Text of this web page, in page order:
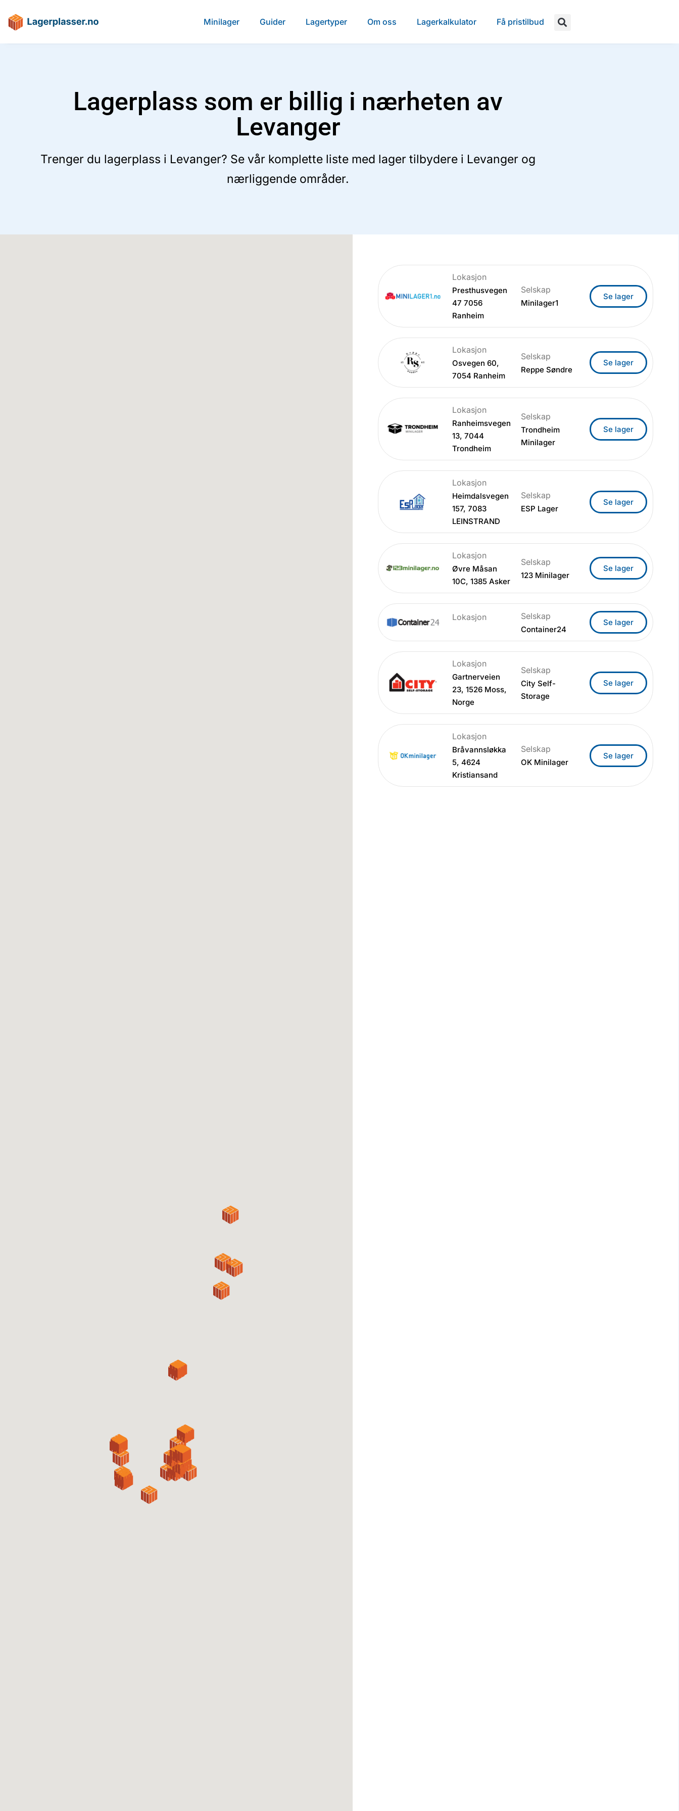
Minilager Guider Lagertyper Om oss Lagerkalkulator Få pristilbud
Lagerplass som er billig i nærheten av
Levanger
Trenger du lagerplass i Levanger? Se vår komplette liste med lager tilbydere i Levanger og
nærliggende områder.
Lokasjon
Presthusvegen
47 7056
Ranheim
Selskap
Minilager1
Se lager
Lokasjon
Osvegen 60,
7054 Ranheim
Selskap
Reppe Søndre
Se lager
Lokasjon
Ranheimsvegen
13, 7044
Trondheim
Selskap
Trondheim
Minilager
Se lager
Lokasjon
Heimdalsvegen
157, 7083
LEINSTRAND
Selskap
ESP Lager
Se lager
Lokasjon
Øvre Måsan
10C, 1385 Asker
Selskap
123 Minilager
Se lager
Lokasjon Selskap
Container24
Se lager
Lokasjon
Gartnerveien
23, 1526 Moss,
Norge
Selskap
City Self-
Storage
Se lager
Lokasjon
Bråvannsløkka
5, 4624
Kristiansand
Selskap
OK Minilager
Se lager